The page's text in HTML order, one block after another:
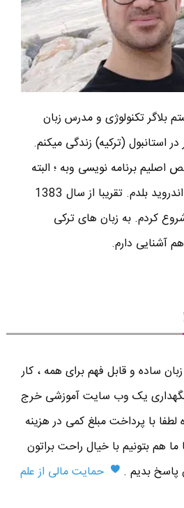
بلاگر تکنولوژی و مدرس زبان
استانبول (ترکیه) زندگی میکنم.
اصلیم برنامه نویسی وبه ؛ البته
کمی هم برنامه نویسی اندروید بلدم. تقریبا از سال 1383
کردم. به زبان های ترکی
آشنایی دارم.
ساده و قابل فهم برای همه ، کار
نگهداری یک وب سایت آموزشی خرج
لطفا با پرداخت مبلغ کمی در هزینه
هم بتونیم با خیال راحت براتون
پاسخ بدیم .
حمایت مالی از علم